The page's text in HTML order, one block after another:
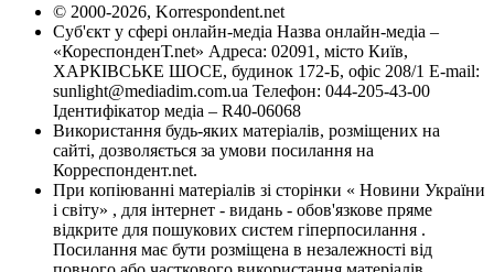
© 2000-2026, Korrespondent.net
Суб'єкт у сфері онлайн-медіа Назва онлайн-медіа –
«КореспонденТ.net» Адреса: 02091, місто Київ,
ХАРКІВСЬКЕ ШОСЕ, будинок 172-Б, офіс 208/1 E-mail:
sunlight@mediadim.com.ua Телефон: 044-205-43-00
Ідентифікатор медіа – R40-06068
Використання будь-яких матеріалів, розміщених на
сайті, дозволяється за умови посилання на
Корреспондент.net.
При копіюванні матеріалів зі сторінки « Новини України
і світу» , для інтернет - видань - обов'язкове пряме
відкрите для пошукових систем гіперпосилання .
Посилання має бути розміщена в незалежності від